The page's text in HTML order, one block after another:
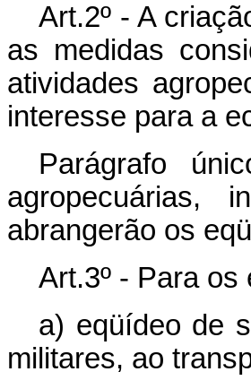
Art.2º - A
as medidas
atividades
interesse para a
Parágrafo
agropecuárias,
abrangerão os
Art.3º - Para
a) eqüídeo de
militares, ao